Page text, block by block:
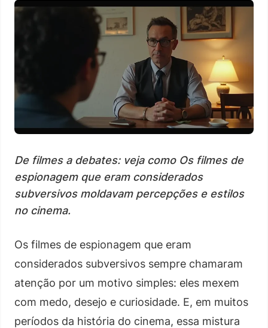
De filmes a debates: veja como Os filmes de
espionagem que eram considerados
subversivos moldavam percepções e estilos
no cinema.
Os filmes de espionagem que eram
considerados subversivos sempre chamaram
atenção por um motivo simples: eles mexem
com medo, desejo e curiosidade. E, em muitos
períodos da história do cinema, essa mistura